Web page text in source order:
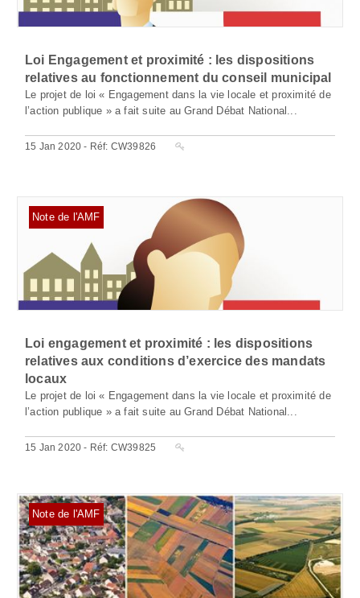
Loi Engagement et proximité : les dispositions
relatives au fonctionnement du conseil municipal
Le projet de loi « Engagement dans la vie locale et proximité de
l’action publique » a fait suite au Grand Débat National...
15 Jan 2020 - Réf: CW39826
Note de l'AMF
Loi engagement et proximité : les dispositions
relatives aux conditions d’exercice des mandats
locaux
Le projet de loi « Engagement dans la vie locale et proximité de
l’action publique » a fait suite au Grand Débat National...
15 Jan 2020 - Réf: CW39825
Note de l'AMF